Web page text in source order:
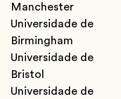
Manchester
Universidade de
Birmingham
Universidade de
Bristol
Universidade de